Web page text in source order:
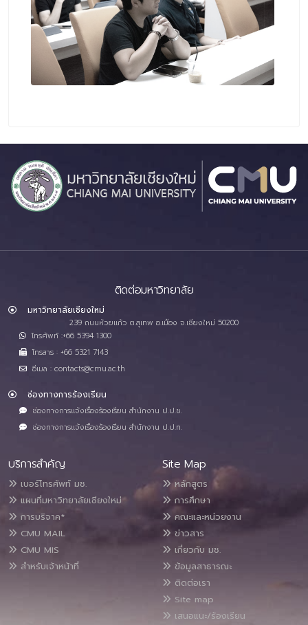
ติดต่อมหาวิทยาลัย
มหาวิทยาลัยเชียงใหม่
239 ถนนห้วยแก้ว ต.สุเทพ อ.เมือง จ.เชียงใหม่ 50200
โทรศัพท์ :+66 5394 1300
โทรสาร : +66 5321 7143
อีเมล : contacts@cmu.ac.th
ช่องทางการร้องเรียน
ช่องทางการแจ้งเรื่องร้องเรียน สำนักงาน ป.ป.ช.
ช่องทางการแจ้งเรื่องร้องเรียน สำนักงาน ป.ป.ท.
บริการสำคัญ
เบอร์โทรศัพท์ มช.
แผนที่มหาวิทยาลัยเชียงใหม่
การบริจาค*
CMU MAIL
CMU MIS
สำหรับเจ้าหน้าที่
Site Map
หลักสูตร
การศึกษา
คณะและหน่วยงาน
ข่าวสาร
เกี่ยวกับ มช.
ข้อมูลสาธารณะ
ติดต่อเรา
Site map
เสนอแนะ/ร้องเรียน